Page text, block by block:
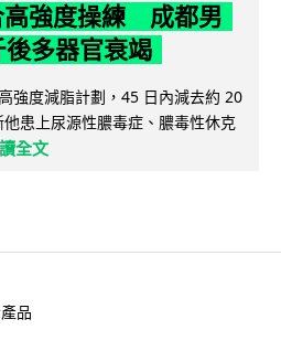
高強度操練 成都男
多器官衰竭
強度減脂計劃，45 日內減去約 20
患上尿源性膿毒症、膿毒性休克
全文
品